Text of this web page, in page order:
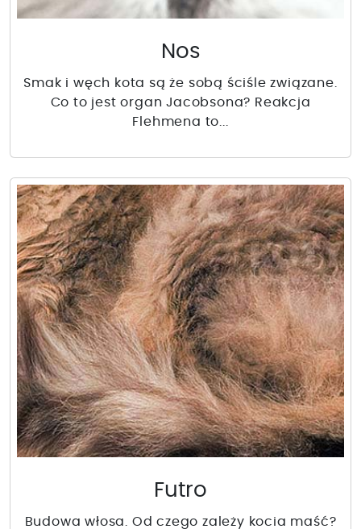
Nos
Smak i węch kota są że sobą ściśle związane.
Co to jest organ Jacobsona? Reakcja
Flehmena to...
Futro
Budowa włosa. Od czego zależy kocia maść?